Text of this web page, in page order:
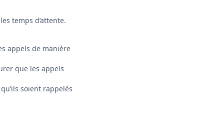
temps d’attente.
appels de manière
que les appels
soient rappelés